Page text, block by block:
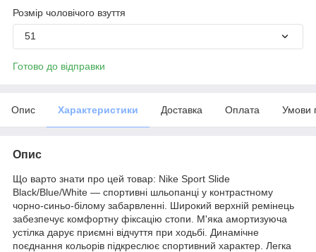
Розмір чоловічого взуття
51
Готово до відправки
Опис Характеристики Доставка Оплата Умови
Опис
Що варто знати про цей товар: Nike Sport Slide
Black/Blue/White — спортивні шльопанці у контрастному
чорно-синьо-білому забарвленні. Широкий верхній ремінець
забезпечує комфортну фіксацію стопи. М'яка амортизуюча
устілка дарує приємні відчуття при ходьбі. Динамічне
поєднання кольорів підкреслює спортивний характер. Легка